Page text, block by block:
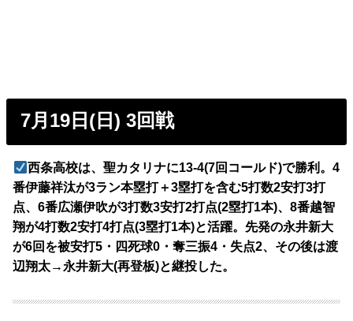
7月19日(日) 3回戦
西条高校は、聖カタリナに13-4(7回コールド)で勝利。4
番伊藤祥汰が3ラン本塁打＋3塁打を含む5打数2安打3打
点、6番広瀬伊吹が3打数3安打2打点(2塁打1本)、8番越智
翔が4打数2安打4打点(3塁打1本)と活躍。先発の永井新大
が6回を被安打5・四死球0・奪三振4・失点2、その後は渡
辺翔太→永井新大(再登板)と継投した。